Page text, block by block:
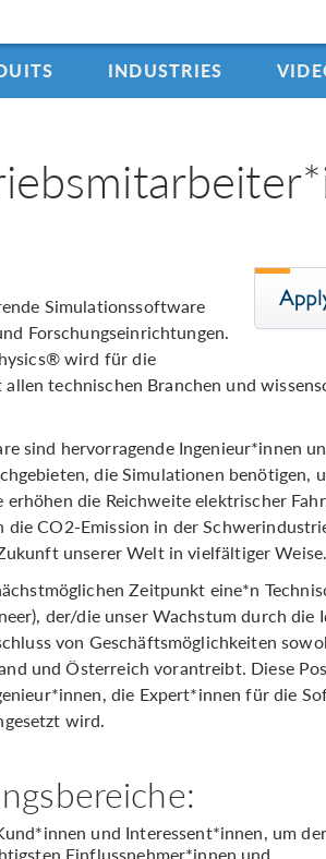
INDUSTRIES
Simulationssoftware
Forschungseinrichtungen.
wird für die
technischen Branchen und
sind hervorragende Ingenieur*innen
die Simulationen benötigen,
die Reichweite elektrischer
CO2-Emission in der
unserer Welt in vielfältiger Weise.
Zeitpunkt eine*n
der/die unser Wachstum durch die
von Geschäftsmöglichkeiten
und Österreich vorantreibt. Diese
die Expert*innen für die
wird.
und Interessent*innen, um